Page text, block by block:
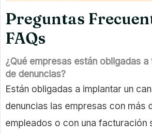
Preguntas
FAQs
¿Qué empresas están obligadas a
de denuncias?
Están obligadas a implantar un
denuncias las empresas con más
empleados o con una facturación